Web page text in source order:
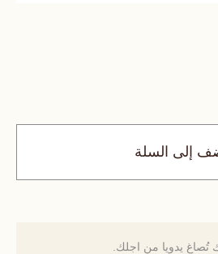
إلى السلة
تُصاغ يدويا من اجلك.